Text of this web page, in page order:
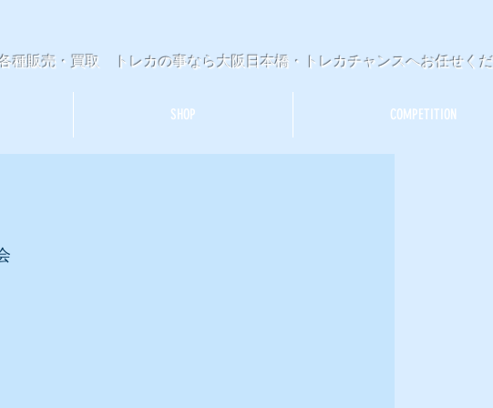
種販売・買取 トレカの事なら大阪日本橋・トレカチャンスへお任せく
SHOP COMPETITION